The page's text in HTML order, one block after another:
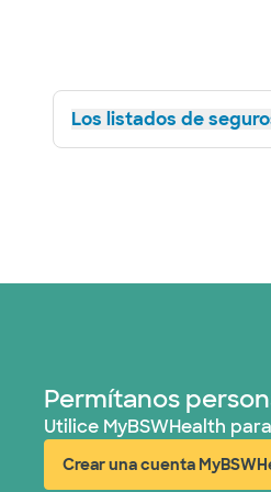
Los listados de
Permítanos
Utilice MyBSWHealth
Crear una cuenta(abre en